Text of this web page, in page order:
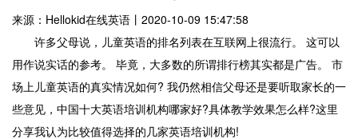
来源：Hellokid在线英语 丨 2020-10-09 15:47:58
许多父母说，儿童英语的排名列表在互联网上很流行。 这可以
用作说实话的参考。 毕竟，大多数的所谓排行榜其实都是广告。 市
场上儿童英语的真实情况如何? 我仍然相信父母还是要听取家长的一
些意见，中国十大英语培训机构哪家好?具体教学效果怎么样?这里
分享我认为比较值得选择的几家英语培训机构!